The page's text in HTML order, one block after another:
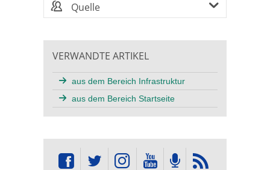
Quelle
VERWANDTE ARTIKEL
aus dem Bereich Infrastruktur
aus dem Bereich Startseite